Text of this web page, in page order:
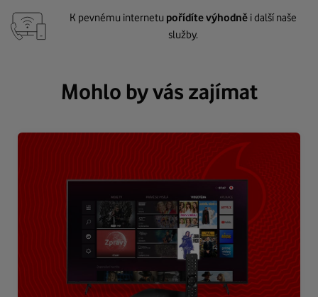
K pevnému internetu pořídíte výhodně i další naše
služby.
Mohlo by vás zajímat